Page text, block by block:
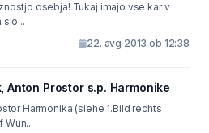
osebja! Tukaj imajo vse kar v
slo...
22. avg 2013 ob 12:38
Anton Prostor s.p. Harmonike
Harmonika (siehe 1.Bild rechts
Wun...